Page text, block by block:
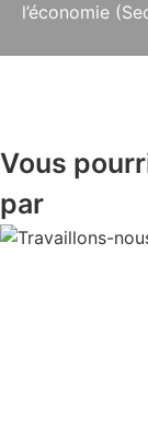
l’économie
Vous
par